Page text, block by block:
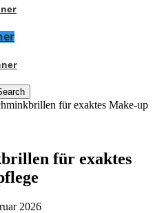
für exaktes Make-up
für exaktes
2026